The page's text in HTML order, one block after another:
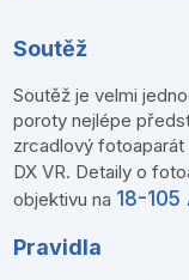
Soutěž
Soutěž je velmi
poroty nejlépe
zrcadlový fotoaparát
DX VR. Detaily o
objektivu na 18-105
Pravidla